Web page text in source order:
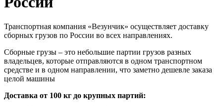
Транспортная компания «Везунчик» осуществляет доставку
сборных грузов по России во всех направлениях.
Сборные грузы – это небольшие партии грузов разных
владельцев, которые отправляются в одном транспортном
средстве и в одном направлении, что заметно дешевле заказа
целой машины
Доставка от 100 кг до крупных партий: